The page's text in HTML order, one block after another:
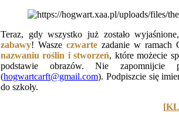
Teraz, gdy wszystko już zostało
zabawy! Wasze czwarte zadanie w ramach
nazwaniu roślin i stworzeń, które możecie
podstawie obrazów. Nie zapomnijcie
(hogwartcarft@gmail.com). Podpiszcie się
do szkoły.
[